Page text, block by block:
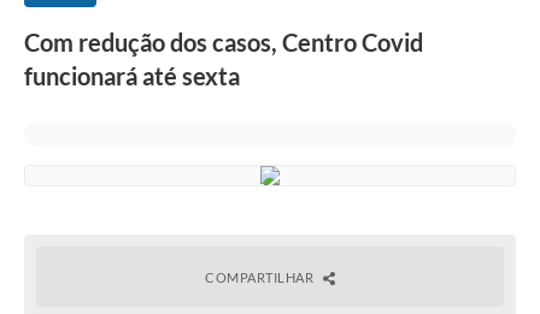
Contratos
Com redução dos casos, Centro Covid
funcionará até sexta
COMPARTILHAR